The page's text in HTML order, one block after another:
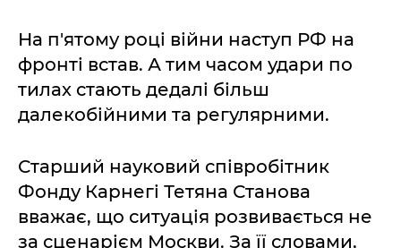
На п'ятому році війни наступ РФ на
фронті встав. А тим часом удари по
тилах стають дедалі більш
далекобійними та регулярними.
Старший науковий співробітник
Фонду Карнегі Тетяна Станова
вважає, що ситуація розвивається не
за сценарієм Москви. За її словами,